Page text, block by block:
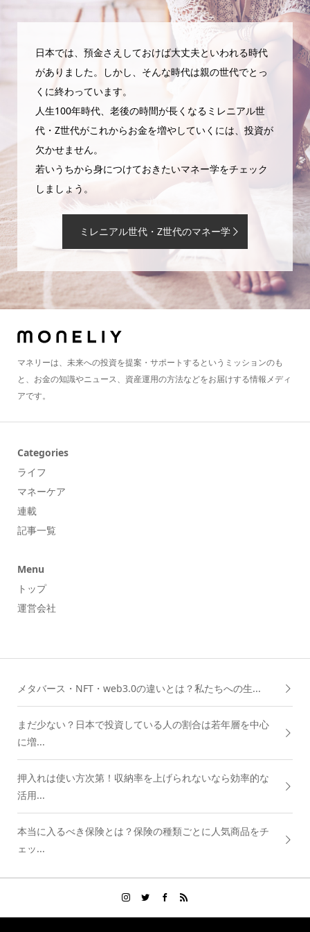
日本では、預金さえしておけば大丈夫といわれる時代
がありました。しかし、そんな時代は親の世代でとっ
くに終わっています。
人生100年時代、老後の時間が長くなるミレニアル世
代・Z世代がこれからお金を増やしていくには、投資が
欠かせません。
若いうちから身につけておきたいマネー学をチェック
しましょう。
ミレニアル世代・Z世代のマネー学
マネリーは、未来への投資を提案・サポートするというミッションのも
と、お金の知識やニュース、資産運用の方法などをお届けする情報メディ
アです。
Categories
ライフ
マネーケア
連載
記事一覧
Menu
トップ
運営会社
メタバース・NFT・web3.0の違いとは？私たちへの生...
まだ少ない？日本で投資している人の割合は若年層を中心
に増...
押入れは使い方次第！収納率を上げられないなら効率的な
活用...
本当に入るべき保険とは？保険の種類ごとに人気商品をチ
ェッ...